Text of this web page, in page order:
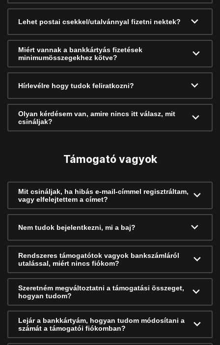
Lehet postai csekkel/utalvánnyal fizetni nektek?
Miért vannak a bankkártyás fizetések
minimumösszegekhez kötve?
Hírlevélre hogy tudok feliratkozni?
Olyan kérdésem van, amire nincs itt válasz, mit
csináljak?
Támogató vagyok
Mit csináljak, ha hibás e-mail-címmel regisztráltam,
vagy elfelejtettem a címet?
Nem tudok bejelentkezni, mi a baj?
Rendszeres támogatótok vagyok bankszámláról
utalással, miért nincs fiókom?
Szeretném megváltoztatni a támogatási összeget,
hogyan tudom?
Lejár a bankkártyám, hogyan tudom módosítani a
számát a támogatói fiókomban?